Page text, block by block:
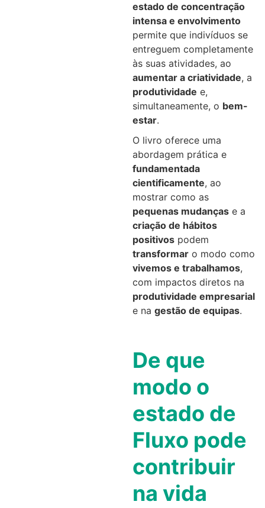
estado de concentração
intensa e envolvimento
permite que indivíduos se
entreguem completamente
às suas atividades, ao
aumentar a criatividade, a
produtividade e,
simultaneamente, o bem-
estar.
O livro oferece uma
abordagem prática e
fundamentada
cientificamente, ao
mostrar como as
pequenas mudanças e a
criação de hábitos
positivos podem
transformar o modo como
vivemos e trabalhamos,
com impactos diretos na
produtividade empresarial
e na gestão de equipas.
De que
modo o
estado de
Fluxo pode
contribuir
na vida